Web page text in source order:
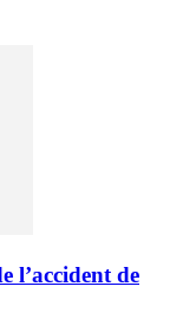
l’accident de